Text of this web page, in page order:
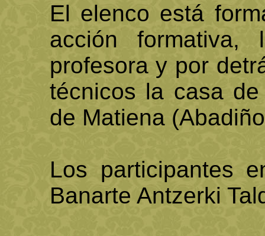
El elenco está
acción
profesora y por
técnicos la casa
de Matiena
Los participantes
Banarte Antzerki